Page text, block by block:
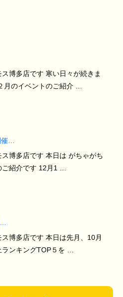
ス博多店です 寒い日々が続きま
月のイベントのご紹介 …
…
ス博多店です 本日は がちゃがち
ご紹介です 12月1 …
ス博多店です 本日は先月、10月
ンキングTOP５を …